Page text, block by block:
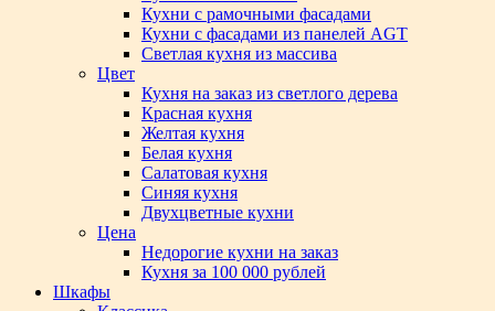
Кухни с рамочными фасадами
Кухни с фасадами из панелей AGT
Светлая кухня из массива
Цвет
Кухня на заказ из светлого дерева
Красная кухня
Желтая кухня
Белая кухня
Салатовая кухня
Синяя кухня
Двухцветные кухни
Цена
Недорогие кухни на заказ
Кухня за 100 000 рублей
Шкафы